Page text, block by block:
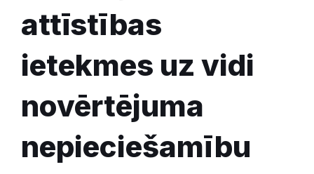
attīstības
ietekmes uz vidi
novērtējuma
nepieciešamību